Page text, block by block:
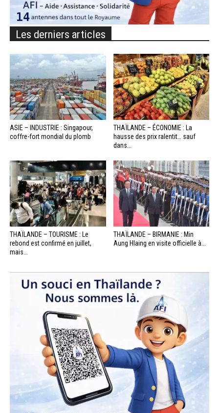
Les derniers articles
ASIE – INDUSTRIE : Singapour,
coffre-fort mondial du plomb
THAÏLANDE – ÉCONOMIE : La
hausse des prix ralentit… sauf
dans...
THAÏLANDE – TOURISME : Le
rebond est confirmé en juillet,
mais...
THAÏLANDE – BIRMANIE : Min
Aung Hlaing en visite officielle à...